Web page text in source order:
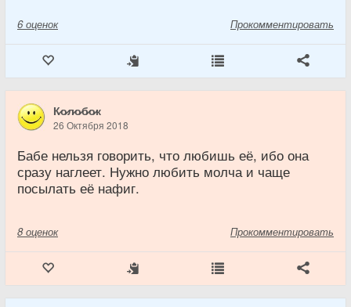
6 оценок Прокомментировать
К̷о̷л̷о̷б̷о̷к
26 Октября 2018
Бабе нельзя говорить, что любишь её, ибо она
сразу наглеет. Нужно любить молча и чаще
посылать её нафиг.
8 оценок Прокомментировать